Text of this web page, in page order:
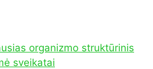
organizmo struktūrinis
sveikatai